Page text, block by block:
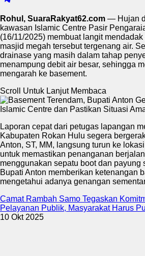
Rohul, SuaraRakyat62.com — Hujan
kawasan Islamic Centre Pasir
(16/11/2025) membuat langit
masjid megah tersebut tergenang air.
drainase yang masih dalam tahap
menampung debit air besar, sehingga
mengarah ke basement.
Scroll Untuk Lanjut Membaca
Laporan cepat dari petugas lapangan
Kabupaten Rokan Hulu segera
Anton, ST, MM, langsung turun ke
untuk memastikan penanganan
menggunakan sepatu boot dan payung
Bupati Anton memberikan ketenangan
mengetahui adanya genangan
Camat Rambah Samo Tegaskan
Pelayanan Publik, Masyarakat Harus
10 Okt 2025